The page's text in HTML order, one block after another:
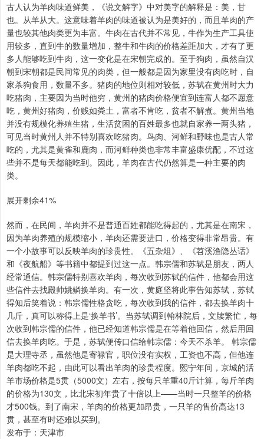
古人认为羊肉味道鲜美，《说文解字》中对美字的解释是：美，甘
也。从羊从大。这意味着羊肉的味道被认为是美好的，而且羊肉的产
量也较其他肉类更为丰富。牛肉在古代并不常见，牛作为生产工具使
用较多，直到牛的数量增加，整牛和牛肉的价格差距加大，才有了更
多人能够吃到牛肉，这一变化是在宋朝完成的。至于狗肉，虽然自汉
朝到宋朝都是民间常见的肉类，但一般都是因为家里没有肉吃时，自
家杀狗食用，数量不多。猪肉的地位则相对较低，苏轼在黄州时大力
吃猪肉，主要因为当时他穷，黄州的猪肉价格便宜到连富人都不愿意
吃，黄州好猪肉，价贱如粪土，富者不肯吃，贫者不解煮。黄州当地
并没有规模化养殖生猪，生活贫困的百姓最多也就自家养一两头猪，
可见当时黄州人并不特别喜欢吃猪肉。鸟肉、河鲜和野味也是古人常
吃的，尤其是黄雀和鹿肉，而河鲜种类也非常丰富盛康优配，不过这
些并不是每天都能吃到。因此，羊肉在古代仍然算是一种主要的肉
类。
展开剩余41%
然而，在民间，羊肉并不是普通百姓都能吃得起的，尤其是在南宋，
因为羊肉养殖的规模缩小，羊肉还需要进口，价格变得非常昂贵。有
一个小故事可以反映羊肉的珍贵性。《五杂俎》、《苕溪渔隐丛话》
和《夜航船》等书籍中都提到过这一点。韩宗儒和苏轼是朋友，两人
经常通信。韩宗儒特别喜欢羊肉，每次收到苏轼的信件，他都会用这
些信件去找殿帅姚鳞换羊肉。有一次，黄庭坚将此事告知苏轼，苏轼
得知后笑着说：韩宗儒性格贪吃，每次收到我的信件，都去换羊肉十
几斤，真可以称得上是‘换羊书’。当苏轼调到翰林院后，文牍繁忙，每
次收到韩宗儒的信件，他已经知道韩宗儒是在等着他回信，然后用回
信去换羊肉吃。于是，苏轼便传口信给韩宗儒：今天不杀羊。 韩宗儒
是大理寺丞，虽然他是寄禄官，职位没有实权，工资也不高，但他连
羊肉都吃不起，由此可以看出羊肉的珍贵程度。熙宁年间，京城的活
羊市场价格是5贯（5000文）左右，按每只羊重40斤计算，每斤羊肉
的价格为130文，比北宋初年贵了十倍以上——当时一只整羊的价格
才500钱。到了南宋，羊肉的价格更加昂贵，一只羊的售价高达13
贯，甚至有时还难以买到。
发布于：天津市